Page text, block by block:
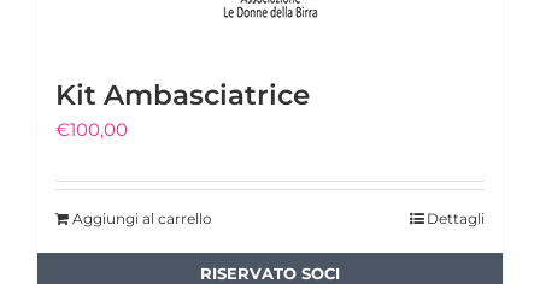
Kit Ambasciatrice
€100,00
Aggiungi al carrello Dettagli